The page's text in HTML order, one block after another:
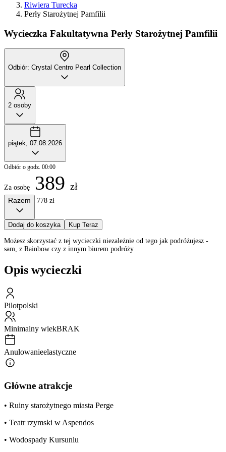
Riwiera Turecka
Perły Starożytnej Pamfilii
Wycieczka Fakultatywna Perły Starożytnej Pamfilii
Odbiór: Crystal Centro Pearl Collection
2 osoby
piątek, 07.08.2026
Odbiór o godz. 00:00
Za osobę 389 zł
Razem 778 zł
Dodaj do koszyka Kup Teraz
Możesz skorzystać z tej wycieczki niezależnie od tego jak podróżujesz -
sam, z Rainbow czy z innym biurem podróży
Opis wycieczki
Pilotpolski
Minimalny wiekBRAK
Anulowanieelastyczne
Główne atrakcje
• Ruiny starożytnego miasta Perge
• Teatr rzymski w Aspendos
• Wodospady Kursunlu